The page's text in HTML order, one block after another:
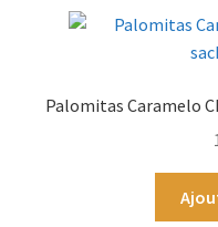
Palomitas Caramelo